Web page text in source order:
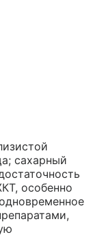
сахарный
особенно